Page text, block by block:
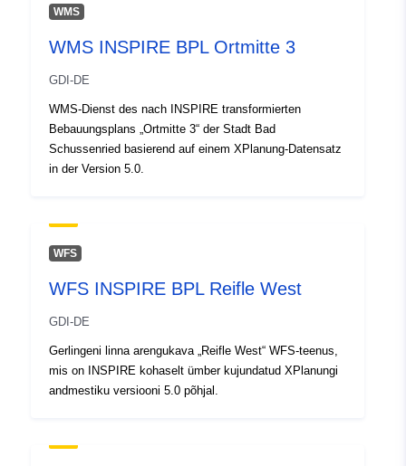
ulatus:
49.5397484 ], [ 9.7432374,
49.5363294 ], [ 9.7387766,
49.5397484 ] ]
vahend:
http://data.europa.eu/eli/reg/2009/
uriRef:
http://data.europa.eu/88u/dataset/
1d7b-4a70-be91-2f3438c18d23
WMS
WMS INSPIRE BPL Ortmitte 3
GDI-DE
WMS-Dienst des nach INSPIRE transformierten
Bebauungsplans „Ortmitte 3“ der Stadt Bad
Schussenried basierend auf einem XPlanung-Datensatz
in der Version 5.0.
WFS
WFS INSPIRE BPL Reifle West
GDI-DE
Gerlingeni linna arengukava „Reifle West“ WFS-teenus,
mis on INSPIRE kohaselt ümber kujundatud XPlanungi
andmestiku versiooni 5.0 põhjal.